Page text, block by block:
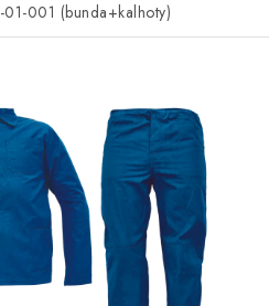
01-001 (bunda+kalhoty)